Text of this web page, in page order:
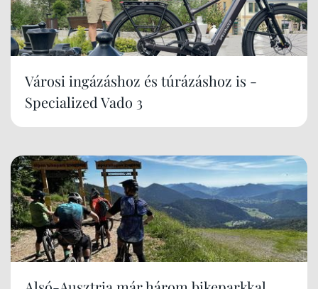
Városi ingázáshoz és túrázáshoz is -
Specialized Vado 3